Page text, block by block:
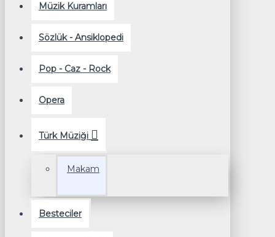
Müzik Kuramları
Sözlük - Ansiklopedi
Pop - Caz - Rock
Opera
Türk Müziği
Makam
Besteciler